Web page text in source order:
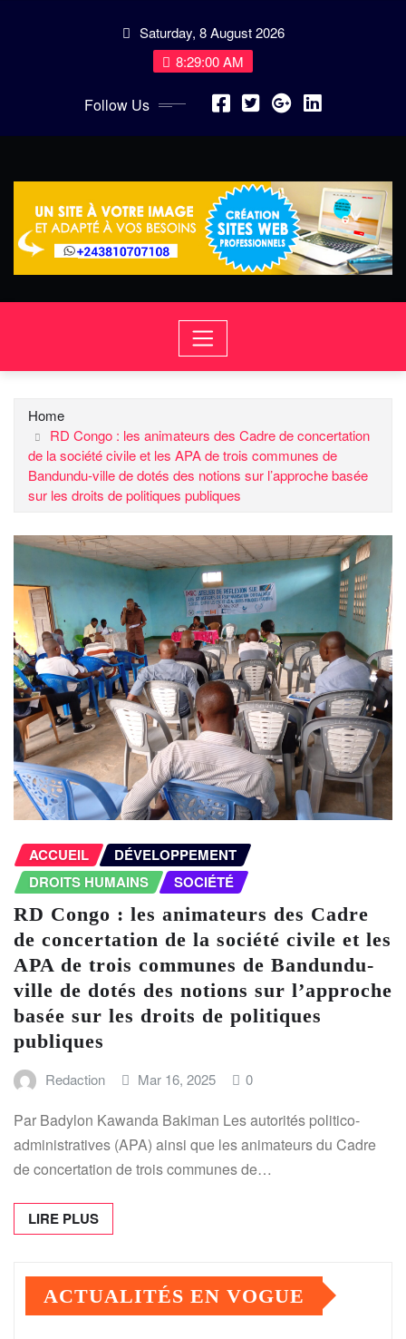
Saturday, 8 August 2026
8:29:00 AM
Follow Us
Home
RD Congo : les animateurs des Cadre de concertation
de la société civile et les APA de trois communes de
Bandundu-ville de dotés des notions sur l’approche basée
sur les droits de politiques publiques
ACCUEIL
DÉVELOPPEMENT
DROITS HUMAINS
SOCIÉTÉ
RD Congo : les animateurs des Cadre
de concertation de la société civile et les
APA de trois communes de Bandundu-
ville de dotés des notions sur l’approche
basée sur les droits de politiques
publiques
Redaction Mar 16, 2025 0
Par Badylon Kawanda Bakiman Les autorités politico-
administratives (APA) ainsi que les animateurs du Cadre
de concertation de trois communes de…
LIRE PLUS
ACTUALITÉS EN VOGUE